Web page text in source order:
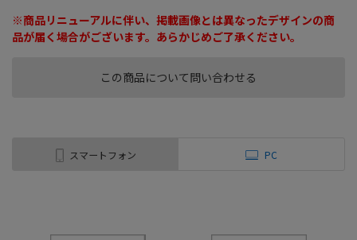
この商品について問い合わせる
※商品リニューアルに伴い、掲載画像とは異なったデザインの商
品が届く場合がございます。あらかじめご了承ください。
スマートフォン PC